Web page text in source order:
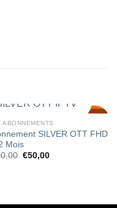
SALE!
50
ABONNEMENTS
SILVER OTT FHD
Mois
Le
€50,00Le